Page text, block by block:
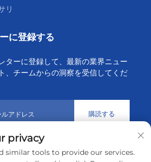
リ
に登録する
ターに登録して、最新の業界ニュー
、チームからの洞察を受信してくだ
購読する
ラウドテクノロジー有限公司
プライバシ
privacy
similar tools to provide our services.